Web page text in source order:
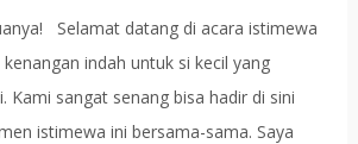
Selamat datang di acara istimewa
indah untuk si kecil yang
Kami sangat senang bisa hadir di sini
istimewa ini bersama-sama. Saya